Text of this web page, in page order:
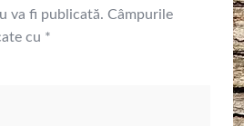
va fi publicată. Câmpurile
cu *